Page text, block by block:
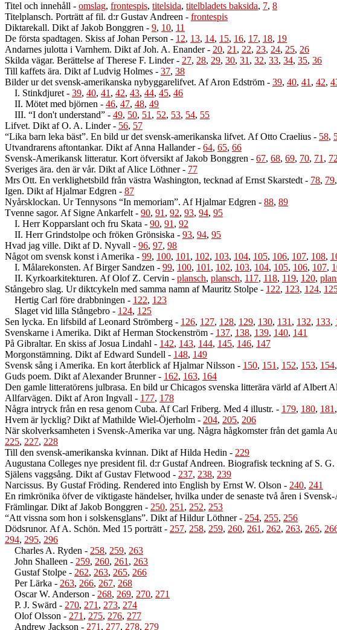
Titel och innehåll - omslag, frontespis, titelsida, titelbladets baksida, 7, 8
Titelplansch. Porträtt af fil. d:r Gustav Andreen - frontespis
Diktarekall. Dikt af Jakob Bonggren - 9, 10, 11
De första spadtagen. Skiss af Johan Person - 12, 13, 14, 15, 16, 17, 18, 19
Andarnes julotta i Varnhem. Dikt af Joh. A. Enander- 20, 21 , 22, 23, 24, 25, 26
Skilda vägar. Berättelse af Therese F. Linder- 27, 28, 29, 30, 31 , 32, 33, 34, 35, 36
Till kaffets ära. Dikt af Ludvig Holmes - 37, 38
Bilder ur det svensk-amerikanska nybyggarelifvet. Af Aron Edström - 39, 40, 41 , 42,
I. Stinkdjuret - 39, 40, 41 , 42, 43, 44, 45, 46
II. Mötet med björnen - 46, 47, 48, 49
III. “I don't understand” - 49, 50, 51 , 52, 53, 54, 55
Lifvet. Dikt af O. A. Linder- 56, 57
“Lika barn leka bäst”. En bild ur det svensk-amerikanska lifvet. Af Otto Craelius - 58,
Utvandrarens aftontankar. Dikt af Anna Hallander- 64, 65, 66
Svensk-Amerikansk litteratur. Kort öfversikt af Jakob Bonggren - 67, 68, 69, 70, 71 , 72
Sveriges ära. den är vår. Dikt af Alice Löthner- 77
Mrs Ott. En verklighetsbild från västra Washington, tecknad af Ernst Skarstedt - 78, 79,
Igen. Dikt af Hjalmar Edgren - 87
Nyårsklockan. Ur Tennysons “In memoriam”. Af Hjalmar Edgren - 88, 89
Tvenne sagor. Af Signe Ankarfelt - 90, 91 , 92, 93, 94, 95
I. Herr Kopparslant och fru Skata - 90, 91 , 92
II. Herr Grindstolpe och fröken Grönsiska - 93, 94, 95
Hvad jag ville. Dikt af D. Nyvall - 96, 97, 98
Något om svensk konst i Amerika - 99, 100, 101 , 102, 103, 104, 105, 106, 107, 108,
I. Målarekonsten. Af Birger Sandzen - 99, 100, 101 , 102, 103, 104, 105, 106, 107,
II. Kyrkoarkitekturen. Af Olof Z. Cervin - plansch, plansch, 117, 118, 119, 120,
Stångebro slag. Ur diktcykeln med samma namn af Mauritz Stolpe - 122, 123, 124,
Hertig Carl före drabbningen - 122, 123
Slaget vid lilla Stångebro - 124, 125
Sen lycka. En lifsbild af Leonard Strömberg - 126, 127, 128, 129, 130, 131 , 132, 133,
Svenskarne i Amerika. Dikt af Herman Stockenström - 137, 138, 139, 140, 141
På Gibraltar. En skiss af Josua Lindahl - 142, 143, 144, 145, 146, 147
Morgonstämning. Dikt af Edward Sundell - 148, 149
Svensk sång i Amerika. En kort återblick af Hjalmar Nilsson - 150, 151 , 152, 153, 154,
Guds poem. Dikt af Alexander Brunner- 162, 163, 164
Den gamle litteratörens julbrasa. En bild ur Chicagos svenska litterära värld af Albert
Allfarvägen. Dikt af Aron Ingvall - 177, 178
Några intryck från en resa genom Cuba. Af Carl Friberg. Med 4 illustr. - 179, 180, 181 ,
Hvem är lycklig? Dikt af Mathilde Wiel-Öjerholm - 204, 205, 206
När skolverksamheten i Svensk-Amerika var ung. Några hågkomster från det gamla
225, 227, 228
Till den svensk-amerikanska kvinnan. Dikt af Hilda Hedin - 229
Augustana Colleges nye president fil. d:r Gustaf Andreen. Biografisk teckning af S. G.
Själens vaggsång. Dikt af Gustav Fletwood - 237, 238, 239
Narcissus. By Gustaf Fröding. Rendered into English by Ernst W. Olson - 240, 241
En rimkrönika öfver de viktigaste händelser, hvilka under de senaste två åren i
Främlingar. Dikt af Jakob Bonggren - 250, 251 , 252, 253
“Att vissna som hon i solskensglans”. Dikt af Hildur Löthner- 254, 255, 256
Dödsrunor. Af A. Schön. Med 15 porträtt - 257, 258, 259, 260, 261 , 262, 263, 265,
294, 295, 296
Charles A. Ryden - 258, 259, 263
John Shalleen - 259, 260, 261 , 263
Gustaf Stolpe - 262, 263, 265, 266
Per Lärka - 263, 266, 267, 268
Oscar W. Anderson - 268, 269, 270, 271
P. J. Swärd - 270, 271 , 273, 274
Olof Olsson - 271 , 275, 276, 277
Andrew Jackson - 271 , 277, 278, 279